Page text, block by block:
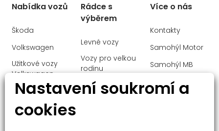
Digitální doplněk Rozšířená realita pro
navigaci multimediálního systému MBUX
Digitální doplněk Rozšířené funkce MBUX
Digitální přijímač rozhlasového vysílání
Digitální sdružený přístroj Widescreen
Cockpit
Dopravní asistent Active Traffic Assist
Nabídka vozů
Škoda
Volkswagen
Užitkové vozy
Volkswagen
Audi
Mercedes-Benz
Rádce s
výběrem
Levné vozy
Vozy pro velkou
rodinu
Manažerské
vozy
Více o nás
Kontakty
Samohýl Motor
Samohýl MB
Ochrana
osobních údajů
Nastavení soukromí a
cookies